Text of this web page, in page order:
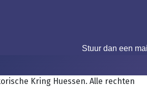
Stuur dan een
Kring Huessen. Alle rechten